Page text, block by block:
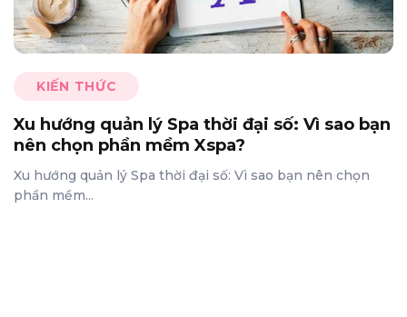
KIẾN THỨC
Xu hướng quản lý Spa thời đại số: Vì sao bạn
nên chọn phần mềm Xspa?
Xu hướng quản lý Spa thời đại số: Vì sao bạn nên chọn
phần mềm...